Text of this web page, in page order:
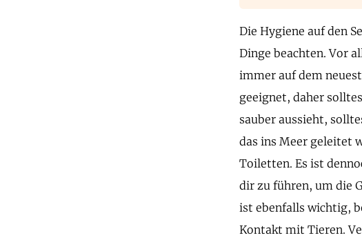
Die Hygiene auf den
Dinge beachten. Vor
immer auf dem
geeignet, daher
sauber aussieht,
das ins Meer geleitet
Toiletten. Es ist
dir zu führen, um die
ist ebenfalls wichtig,
Kontakt mit Tieren.